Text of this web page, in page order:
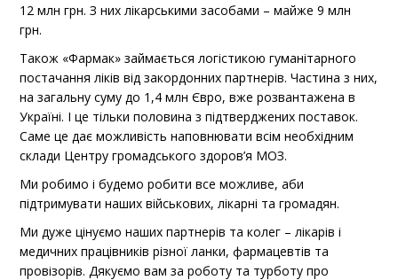
12 млн грн. З них лікарськими засобами – майже 9 млн
грн.
Також «Фармак» займається логістикою гуманітарного
постачання ліків від закордонних партнерів. Частина з них,
на загальну суму до 1,4 млн Євро, вже розвантажена в
Україні. І це тільки половина з підтверджених поставок.
Саме це дає можливість наповнювати всім необхідним
склади Центру громадського здоров’я МОЗ.
Ми робимо і будемо робити все можливе, аби
підтримувати наших військових, лікарні та громадян.
Ми дуже цінуємо наших партнерів та колег – лікарів і
медичних працівників різної ланки, фармацевтів та
провізорів. Дякуємо вам за роботу та турботу про